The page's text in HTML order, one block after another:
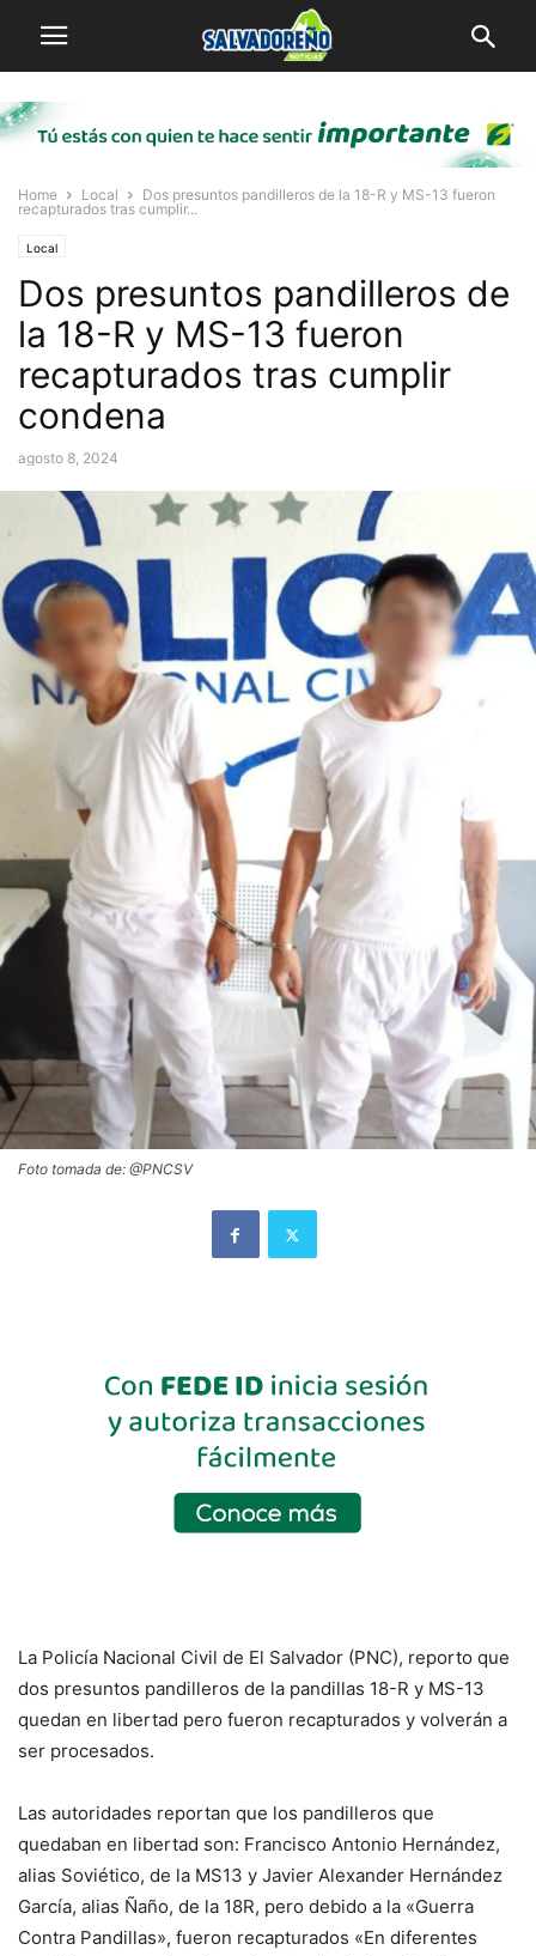
Home Local
Dos presuntos pandilleros de la 18-R y MS-13 fueron
recapturados tras cumplir...
Local
Dos presuntos pandilleros de
la 18-R y MS-13 fueron
recapturados tras cumplir
condena
agosto 8, 2024
Foto tomada de: @PNCSV
La Policía Nacional Civil de El Salvador (PNC), reporto que
dos presuntos pandilleros de la pandillas 18-R y MS-13
quedan en libertad pero fueron recapturados y volverán a
ser procesados.
Las autoridades reportan que los pandilleros que
quedaban en libertad son: Francisco Antonio Hernández,
alias Soviético, de la MS13 y Javier Alexander Hernández
García, alias Ñaño, de la 18R, pero debido a la «Guerra
Contra Pandillas», fueron recapturados «En diferentes